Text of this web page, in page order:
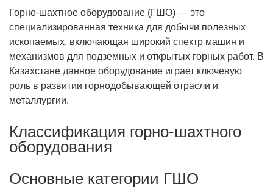
Горно-шахтное оборудование (ГШО) — это
специализированная техника для добычи полезных
ископаемых, включающая широкий спектр машин и
механизмов для подземных и открытых горных работ. В
Казахстане данное оборудование играет ключевую
роль в развитии горнодобывающей отрасли и
металлургии.
Классификация горно-шахтного
оборудования
Основные категории ГШО